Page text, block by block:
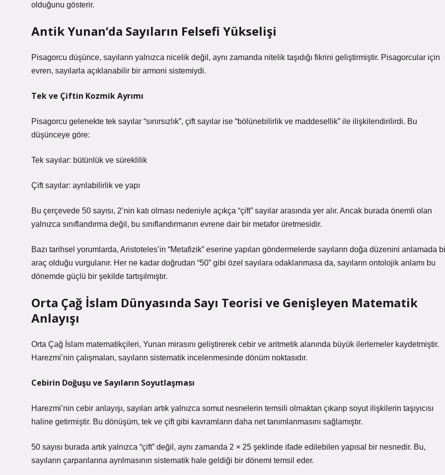
olduğunu gösterir.
Antik Yunan’da Sayıların Felsefi Yükselişi
Pisagorcu düşünce, sayıların yalnızca nicelik değil, aynı zamanda nitelik taşıdığı fikrini geliştirmiştir. Pisagorcular için
evren, sayılarla açıklanabilir bir armoni sistemiydi.
Tek ve Çiftin Kozmik Ayrımı
Pisagorcu gelenekte tek sayılar “sınırsızlık”, çift sayılar ise “bölünebilirlik ve maddesellik” ile ilişkilendirilirdi. Bu
düşünceye göre:
Tek sayılar: bütünlük ve süreklilik
Çift sayılar: ayrılabilirlik ve yapı
Bu çerçevede 50 sayısı, 2’nin katı olması nedeniyle açıkça “çift” sayılar arasında yer alır. Ancak burada önemli olan
yalnızca sınıflandırma değil, bu sınıflandırmanın evrene dair bir metafor üretmesidir.
Bazı tarihsel yorumlarda, Aristoteles’in “Metafizik” eserine yapılan göndermelerde sayıların doğa düzenini anlamada
araç olduğu vurgulanır. Her ne kadar doğrudan “50” gibi özel sayılara odaklanmasa da, sayıların ontolojik anlamı bu
dönemde güçlü bir şekilde tartışılmıştır.
Orta Çağ İslam Dünyasında Sayı Teorisi ve Genişleyen Matematik
Anlayışı
Orta Çağ İslam matematikçileri, Yunan mirasını geliştirerek cebir ve aritmetik alanında büyük ilerlemeler kaydetmiştir.
Harezmi’nin çalışmaları, sayıların sistematik incelenmesinde dönüm noktasıdır.
Cebirin Doğuşu ve Sayıların Soyutlaşması
Harezmi’nin cebir anlayışı, sayıları artık yalnızca somut nesnelerin temsili olmaktan çıkarıp soyut ilişkilerin taşıyıcısı
haline getirmiştir. Bu dönüşüm, tek ve çift gibi kavramların daha net tanımlanmasını sağlamıştır.
50 sayısı burada artık yalnızca “çift” değil, aynı zamanda 2 × 25 şeklinde ifade edilebilen yapısal bir nesnedir. Bu,
sayıların çarpanlarına ayrılmasının sistematik hale geldiği bir dönemi temsil eder.